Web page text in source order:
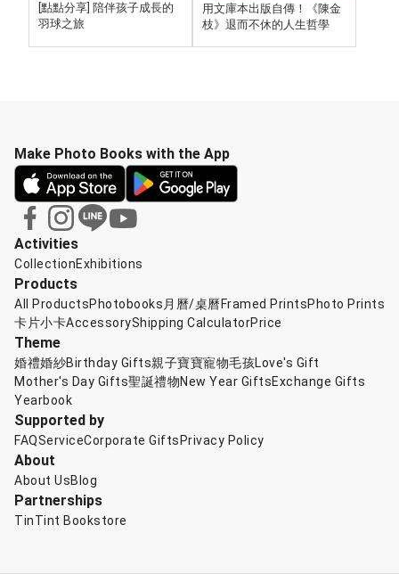
[點點分享] 陪伴孩子成長的
羽球之旅
用文庫本出版自傳！《陳金
枝》退而不休的人生哲學
Activities
CollectionExhibitions
Products
All ProductsPhotobooks月曆/桌曆 Framed PrintsPhoto Prints
卡片小卡AccessoryShipping CalculatorPrice
Theme
婚禮婚紗Birthday Gifts親子寶寶寵物毛孩Love's Gift
Mother's Day Gifts聖誕禮物New Year GiftsExchange Gifts
Yearbook
Supported by
FAQServiceCorporate Gifts Privacy Policy
About
About UsBlog
Partnerships
TinTint Bookstore
Make Photo Books with the App